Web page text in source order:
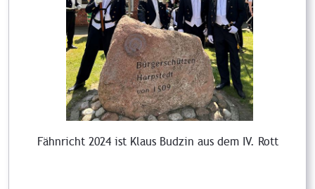
Fähnricht 2024 ist Klaus Budzin aus dem IV. Rott